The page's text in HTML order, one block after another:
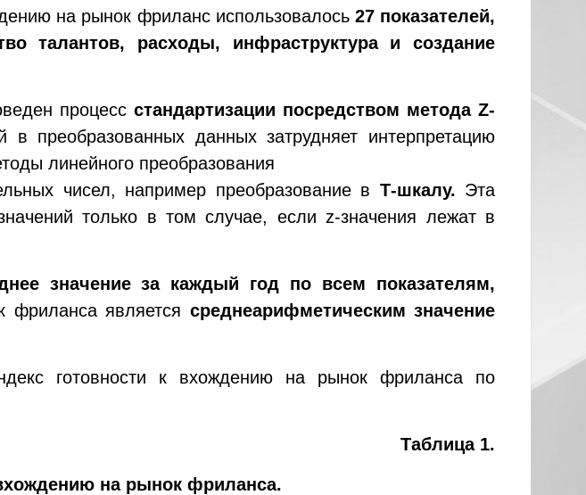
на рынок фриланс использовалось 27 показателей,
талантов, расходы, инфраструктура и создание
процесс стандартизации посредством метода Z-
в преобразованных данных затрудняет интерпретацию
линейного преобразования
чисел, например преобразование в Т-шкалу. Эта
только в том случае, если z-значения лежат в
значение за каждый год по всем показателям,
фриланса является среднеарифметическим значение
готовности к вхождению на рынок фриланса по
Таблица 1.
на рынок фриланса.